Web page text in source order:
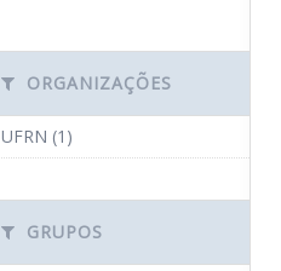
ORGANIZAÇÕES
UFRN (1)
GRUPOS